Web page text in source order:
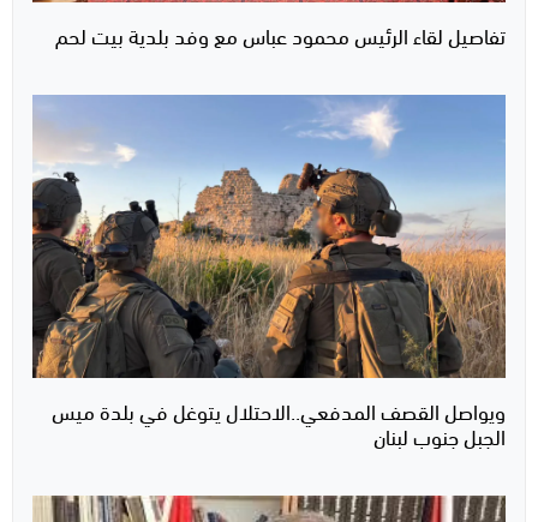
تفاصيل لقاء الرئيس محمود عباس مع وفد بلدية بيت لحم
ويواصل القصف المدفعي..الاحتلال يتوغل في بلدة ميس
الجبل جنوب لبنان